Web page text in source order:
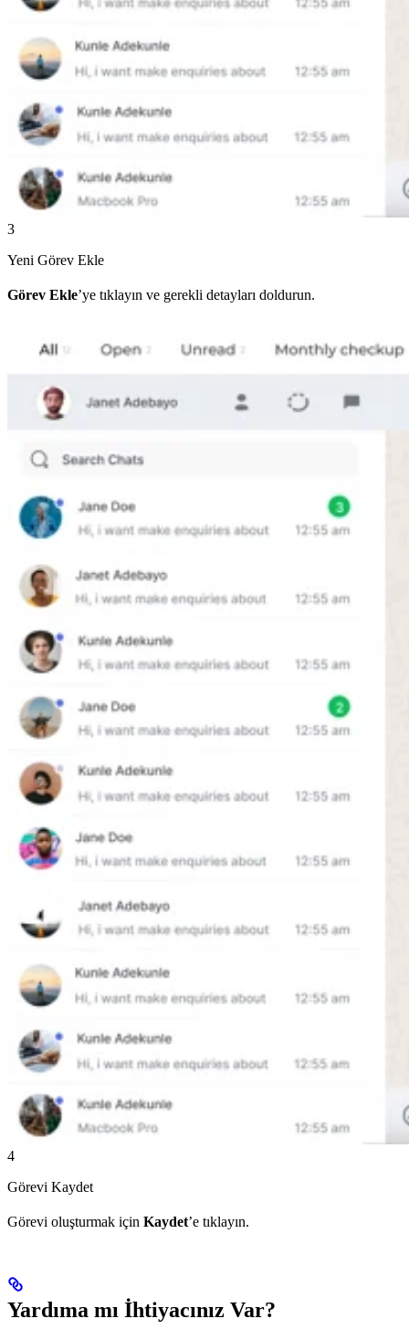
3
Yeni Görev Ekle
Görev Ekle’ye tıklayın ve gerekli detayları doldurun.
4
Görevi Kaydet
Görevi oluşturmak için Kaydet’e tıklayın.
Yardıma mı İhtiyacınız Var?